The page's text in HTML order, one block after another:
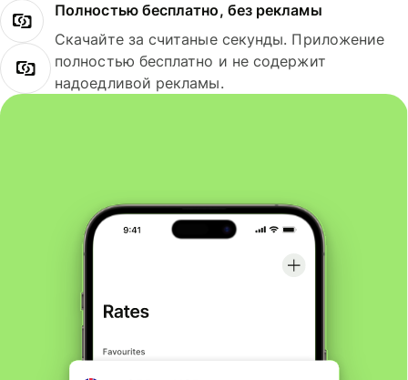
Полностью бесплатно, без рекламы
Скачайте за считаные секунды. Приложение
полностью бесплатно и не содержит
надоедливой рекламы.